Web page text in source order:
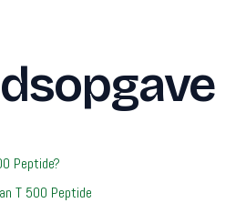
Peptide?
T 500 Peptide